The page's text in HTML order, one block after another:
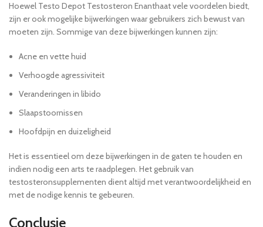
Hoewel Testo Depot Testosteron Enanthaat vele voordelen biedt,
zijn er ook mogelijke bijwerkingen waar gebruikers zich bewust van
moeten zijn. Sommige van deze bijwerkingen kunnen zijn:
Acne en vette huid
Verhoogde agressiviteit
Veranderingen in libido
Slaapstoornissen
Hoofdpijn en duizeligheid
Het is essentieel om deze bijwerkingen in de gaten te houden en
indien nodig een arts te raadplegen. Het gebruik van
testosteronsupplementen dient altijd met verantwoordelijkheid en
met de nodige kennis te gebeuren.
Conclusie